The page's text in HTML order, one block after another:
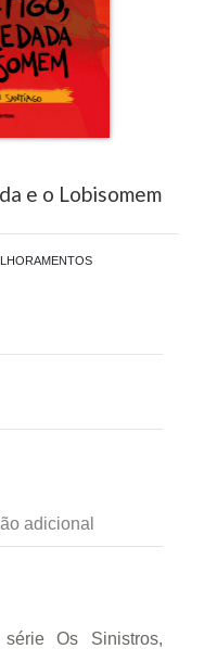
e o Lobisomem
adicional
Os Sinistros,